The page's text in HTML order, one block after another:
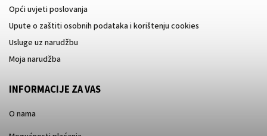
Opći uvjeti poslovanja
Upute o zaštiti osobnih podataka i korištenju cookies
Usluge uz narudžbu
Moja narudžba
INFORMACIJE ZA VAS
O nama